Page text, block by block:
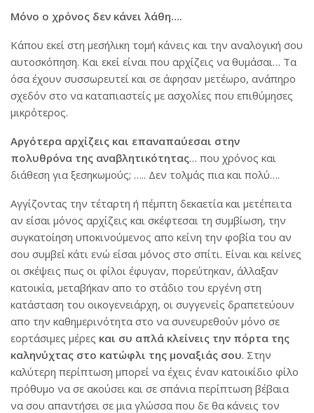
Μόνο ο χρόνος δεν κάνει λάθη….
Κάπου εκεί στη μεσήλικη τομή κάνεις και την αναλογική σου
αυτοσκόπηση. Και εκεί είναι που αρχίζεις να θυμάσαι… Τα
όσα έχουν συσσωρευτεί και σε άφησαν μετέωρο, ανάπηρο
σχεδόν στο να καταπιαστείς με ασχολίες που επιθύμησες
μικρότερος.
Αργότερα αρχίζεις και επαναπαύεσαι στην
πολυθρόνα της αναβλητικότητας… που χρόνος και
διάθεση για ξεσηκωμούς; ….. Δεν τολμάς πια και πολύ….
Αγγίζοντας την τέταρτη ή πέμπτη δεκαετία και μετέπειτα
αν είσαι μόνος αρχίζεις και σκέφτεσαι τη συμβίωση, την
συγκατοίηση υποκινούμενος απο κείνη την φοβία του αν
σου συμβεί κάτι ενώ είσαι μόνος στο σπίτι. Είναι και κείνες
οι σκέψεις πως οι φίλοι έφυγαν, πορεύτηκαν, άλλαξαν
κατοικία, μεταβήκαν απο το στάδιο του εργένη στη
κατάσταση του οικογενειάρχη, οι συγγενείς δραπετεύουν
απο την καθημερινότητα στο να συνευρεθούν μόνο σε
εορτάσιμες μέρες και συ απλά κλείνεις την πόρτα της
καληνύχτας στο κατώφλι της μοναξιάς σου. Στην
καλύτερη περίπτωση μπορεί να έχεις έναν κατοικίδιο φίλο
πρόθυμο να σε ακούσει και σε σπάνια περίπτωση βέβαια
να σου απαντήσει σε μια γλώσσα που δε θα κάνεις τον